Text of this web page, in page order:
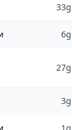
33g
6g
27g
3g